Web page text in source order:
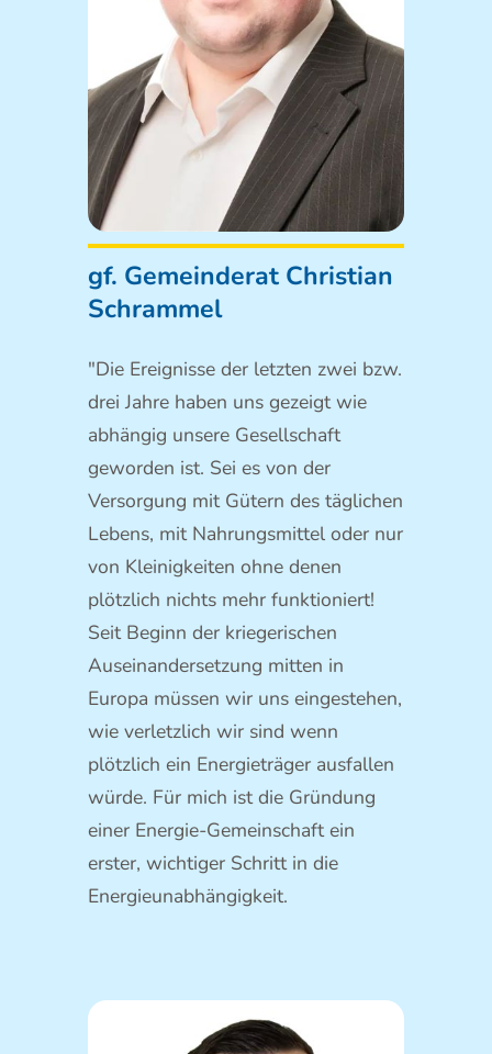
gf. Gemeinderat Christian
Schrammel
"Die Ereignisse der letzten zwei bzw.
drei Jahre haben uns gezeigt wie
abhängig unsere Gesellschaft
geworden ist. Sei es von der
Versorgung mit Gütern des täglichen
Lebens, mit Nahrungsmittel oder nur
von Kleinigkeiten ohne denen
plötzlich nichts mehr funktioniert!
Seit Beginn der kriegerischen
Auseinandersetzung mitten in
Europa müssen wir uns eingestehen,
wie verletzlich wir sind wenn
plötzlich ein Energieträger ausfallen
würde. Für mich ist die Gründung
einer Energie-Gemeinschaft ein
erster, wichtiger Schritt in die
Energieunabhängigkeit.